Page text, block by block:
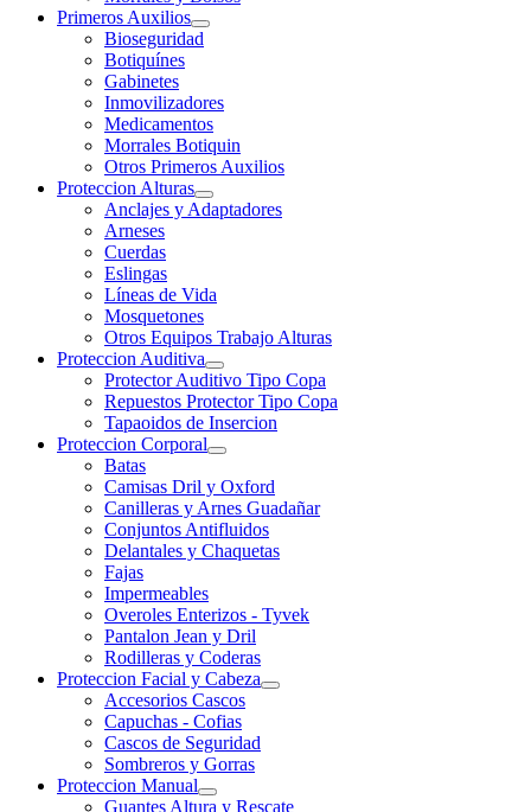
Primeros Auxilios
Bioseguridad
Botiquínes
Gabinetes
Inmovilizadores
Medicamentos
Morrales Botiquin
Otros Primeros Auxilios
Proteccion Alturas
Anclajes y Adaptadores
Arneses
Cuerdas
Eslingas
Líneas de Vida
Mosquetones
Otros Equipos Trabajo Alturas
Proteccion Auditiva
Protector Auditivo Tipo Copa
Repuestos Protector Tipo Copa
Tapaoidos de Insercion
Proteccion Corporal
Batas
Camisas Dril y Oxford
Canilleras y Arnes Guadañar
Conjuntos Antifluidos
Delantales y Chaquetas
Fajas
Impermeables
Overoles Enterizos - Tyvek
Pantalon Jean y Dril
Rodilleras y Coderas
Proteccion Facial y Cabeza
Accesorios Cascos
Capuchas - Cofias
Cascos de Seguridad
Sombreros y Gorras
Proteccion Manual
Guantes Altura y Rescate